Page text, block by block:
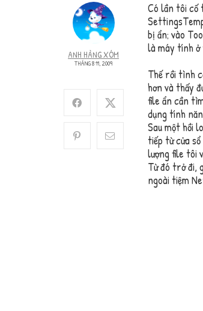
ANH HÀNG XÓM
THÁNG 8 11, 2009
Có lần tôi cố
bị ẩn; vào
là máy tính ở
Thế rồi tình
hơn và thấy
file ẩn cần
dụng tính
Sau một hồi
tiếp từ cửa
lượng file tôi
Từ đó trở đi,
ngoài tiệm